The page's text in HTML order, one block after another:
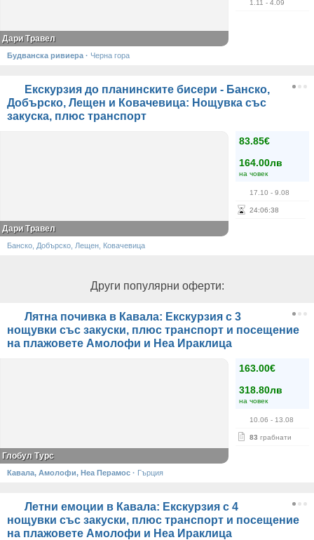
1.11 - 4.09
Дари Травел
Будванска ривиера · Черна гора
Екскурзия до планинските бисери - Банско,
Добърско, Лещен и Ковачевица: Нощувка със
закуска, плюс транспорт
83.85€
164.00лв
на човек
17.10 - 9.08
24:06:37
Дари Травел
Банско, Добърско, Лещен, Ковачевица
Други популярни оферти:
Лятна почивка в Кавала: Екскурзия с 3
нощувки със закуски, плюс транспорт и посещение
на плажовете Амолофи и Неа Ираклица
163.00€
318.80лв
на човек
10.06 - 13.08
83 грабнати
Глобул Турс
Кавала, Амолофи, Неа Перамос · Гърция
Летни емоции в Кавала: Екскурзия с 4
нощувки със закуски, плюс транспорт и посещение
на плажовете Амолофи и Неа Ираклица